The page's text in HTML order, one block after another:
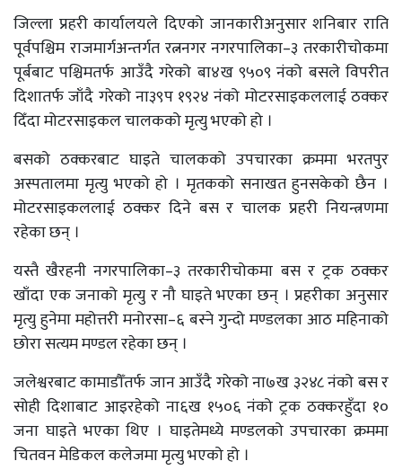
जिल्ला प्रहरी कार्यालयले दिएको जानकारीअनुसार शनिबार राति
पूर्वपश्चिम राजमार्गअन्तर्गत रत्ननगर नगरपालिका–३ तरकारीचोकमा
पूर्बबाट पश्चिमतर्फ आउँदै गरेको बा४ख ९५०९ नंको बसले विपरीत
दिशातर्फ जाँदै गरेको ना३९प १९२४ नंको मोटरसाइकललाई ठक्कर
दिँदा मोटरसाइकल चालकको मृत्यु भएको हो ।
बसको ठक्करबाट घाइते चालकको उपचारका क्रममा भरतपुर
अस्पतालमा मृत्यु भएको हो । मृतकको सनाखत हुनसकेको छैन ।
मोटरसाइकललाई ठक्कर दिने बस र चालक प्रहरी नियन्त्रणमा
रहेका छन् ।
यस्तै खैरहनी नगरपालिका–३ तरकारीचोकमा बस र ट्रक ठक्कर
खाँदा एक जनाको मृत्यु र नौ घाइते भएका छन् । प्रहरीका अनुसार
मृत्यु हुनेमा महोत्तरी मनोरसा–६ बस्ने गुन्दो मण्डलका आठ महिनाको
छोरा सत्यम मण्डल रहेका छन् ।
जलेश्वरबाट कामाडौँतर्फ जान आउँदै गरेको ना७ख ३२४८ नंको बस र
सोही दिशाबाट आइरहेको ना६ख १५०६ नंको ट्रक ठक्करहुँदा १०
जना घाइते भएका थिए । घाइतेमध्ये मण्डलको उपचारका क्रममा
चितवन मेडिकल कलेजमा मृत्यु भएको हो ।